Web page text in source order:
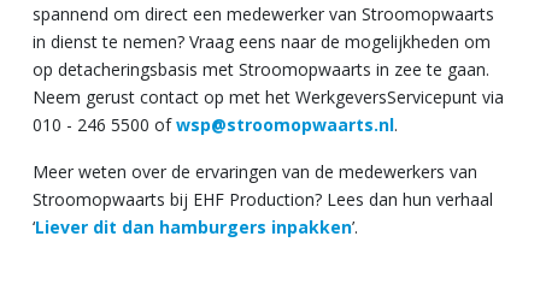
spannend om direct een medewerker van Stroomopwaarts
in dienst te nemen? Vraag eens naar de mogelijkheden om
op detacheringsbasis met Stroomopwaarts in zee te gaan.
Neem gerust contact op met het WerkgeversServicepunt via
010 - 246 5500 ofwsp@stroomopwaarts.nl.
Meer weten over de ervaringen van de medewerkers van
Stroomopwaarts bij EHF Production? Lees dan hun verhaal
‘Liever dit dan hamburgers inpakken’.